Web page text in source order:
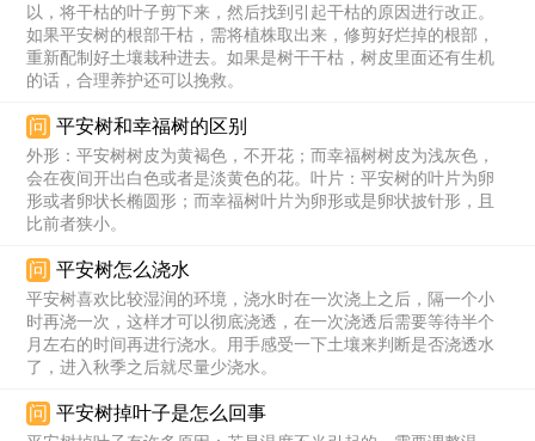
以，将干枯的叶子剪下来，然后找到引起干枯的原因进行改正。
如果平安树的根部干枯，需将植株取出来，修剪好烂掉的根部，
重新配制好土壤栽种进去。如果是树干干枯，树皮里面还有生机
的话，合理养护还可以挽救。
问 平安树和幸福树的区别
外形：平安树树皮为黄褐色，不开花；而幸福树树皮为浅灰色，
会在夜间开出白色或者是淡黄色的花。叶片：平安树的叶片为卵
形或者卵状长椭圆形；而幸福树叶片为卵形或是卵状披针形，且
比前者狭小。
问 平安树怎么浇水
平安树喜欢比较湿润的环境，浇水时在一次浇上之后，隔一个小
时再浇一次，这样才可以彻底浇透，在一次浇透后需要等待半个
月左右的时间再进行浇水。用手感受一下土壤来判断是否浇透水
了，进入秋季之后就尽量少浇水。
问 平安树掉叶子是怎么回事